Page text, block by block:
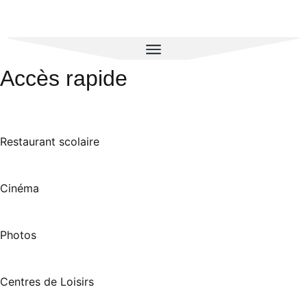
Accès rapide
Restaurant scolaire
Cinéma
Photos
Centres de Loisirs